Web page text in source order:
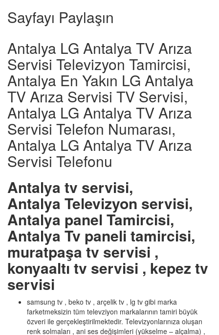
Sayfayı Paylaşın
Antalya LG Antalya TV Arıza
Servisi Televizyon Tamircisi,
Antalya En Yakın LG Antalya
TV Arıza Servisi TV Servisi,
Antalya LG Antalya TV Arıza
Servisi Telefon Numarası,
Antalya LG Antalya TV Arıza
Servisi Telefonu
Antalya tv servisi,
Antalya Televizyon servisi,
Antalya panel Tamircisi,
Antalya Tv paneli tamircisi,
muratpaşa tv servisi ,
konyaaltı tv servisi , kepez tv
servisi
samsung tv , beko tv , arçelik tv , lg tv gibi marka
farketmeksizin tüm televziyon markalarının tamiri büyük
özveri ile gerçekleştirilmektedir. Televizyonlarınıza oluşan
renk solmaları , ani ses değişimleri (yükselme – alçalma) ,